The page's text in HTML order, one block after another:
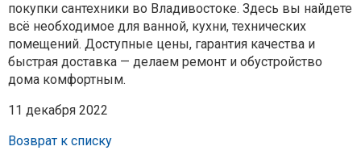
покупки сантехники во Владивостоке. Здесь вы найдете
всё необходимое для ванной, кухни, технических
помещений. Доступные цены, гарантия качества и
быстрая доставка — делаем ремонт и обустройство
дома комфортным.
11 декабря 2022
Возврат к списку